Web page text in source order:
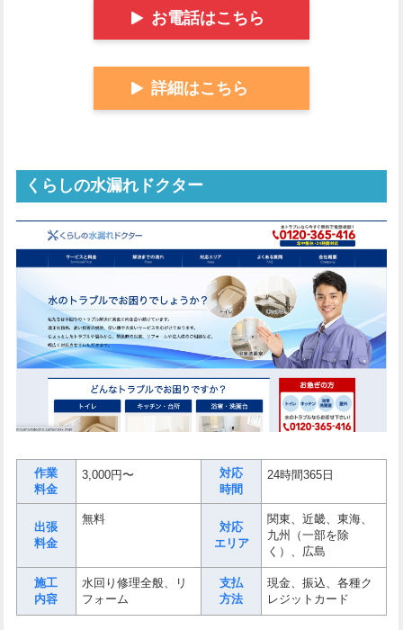
お電話はこちら
詳細はこちら
くらしの水漏れドクター
作業
料金
3,000円〜
対応
時間
24時間365日
出張
料金
無料
対応
エリア
関東、近畿、東海、
九州（一部を除
く）、広島
施工
内容
水回り修理全般、リ
フォーム
支払
方法
現金、振込、各種ク
レジットカード